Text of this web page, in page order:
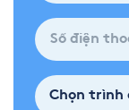
Chọn trình